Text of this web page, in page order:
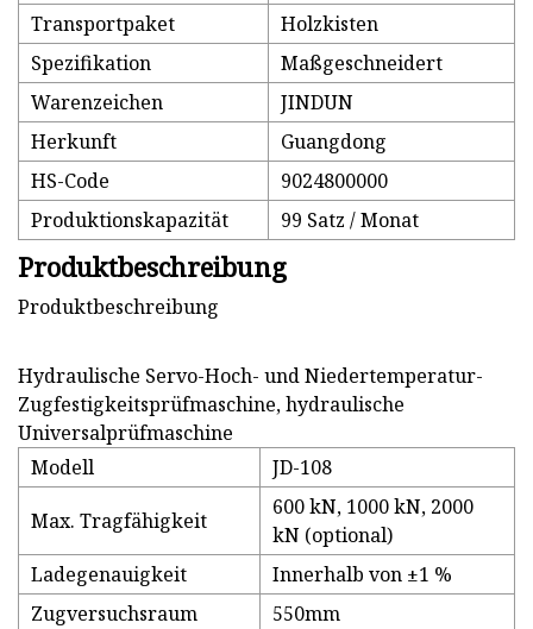
Transportpaket
Holzkisten
Spezifikation
Maßgeschneidert
Warenzeichen
JINDUN
Herkunft
Guangdong
HS-Code
9024800000
Produktionskapazität
99 Satz / Monat
Produktbeschreibung
Produktbeschreibung
Hydraulische Servo-Hoch- und Niedertemperatur-
Zugfestigkeitsprüfmaschine, hydraulische
Universalprüfmaschine
Modell
JD-108
Max. Tragfähigkeit
600 kN, 1000 kN, 2000
kN (optional)
Ladegenauigkeit
Innerhalb von ±1 %
Zugversuchsraum
550mm